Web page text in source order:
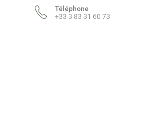
Téléphone
+33 3 83 31 60 73